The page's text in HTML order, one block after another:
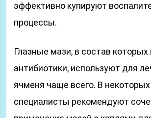
эффективно купируют
процессы.
Глазные мази, в состав которых
антибиотики, используют для
ячменя чаще всего. В
специалисты рекомендуют